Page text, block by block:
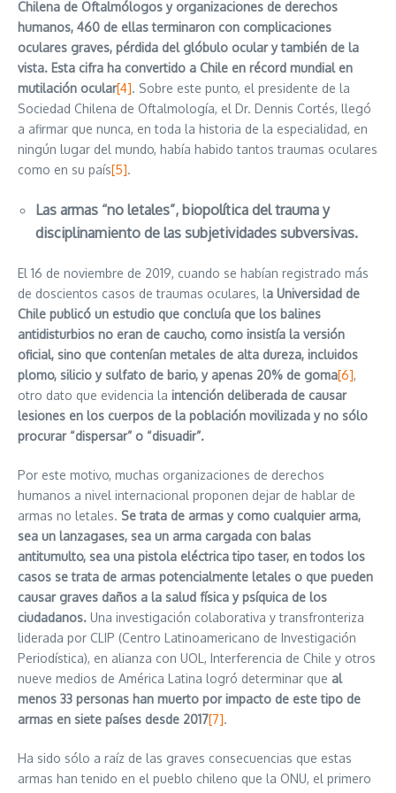
Chilena de Oftalmólogos y organizaciones de derechos
humanos, 460 de ellas terminaron con complicaciones
oculares graves, pérdida del glóbulo ocular y también de la
vista. Esta cifra ha convertido a Chile en récord mundial en
mutilación ocular[4]. Sobre este punto, el presidente de la
Sociedad Chilena de Oftalmología, el Dr. Dennis Cortés, llegó
a afirmar que nunca, en toda la historia de la especialidad, en
ningún lugar del mundo, había habido tantos traumas oculares
como en su país[5].
Las armas “no letales”, biopolítica del trauma y
disciplinamiento de las subjetividades subversivas.
El 16 de noviembre de 2019, cuando se habían registrado más
de doscientos casos de traumas oculares, la Universidad de
Chile publicó un estudio que concluía que los balines
antidisturbios no eran de caucho, como insistía la versión
oficial, sino que contenían metales de alta dureza, incluidos
plomo, silicio y sulfato de bario, y apenas 20% de goma[6],
otro dato que evidencia la intención deliberada de causar
lesiones en los cuerpos de la población movilizada y no sólo
procurar “dispersar” o “disuadir”.
Por este motivo, muchas organizaciones de derechos
humanos a nivel internacional proponen dejar de hablar de
armas no letales. Se trata de armas y como cualquier arma,
sea un lanzagases, sea un arma cargada con balas
antitumulto, sea una pistola eléctrica tipo taser, en todos los
casos se trata de armas potencialmente letales o que pueden
causar graves daños a la salud física y psíquica de los
ciudadanos. Una investigación colaborativa y transfronteriza
liderada por CLIP (Centro Latinoamericano de Investigación
Periodística), en alianza con UOL, Interferencia de Chile y otros
nueve medios de América Latina logró determinar que al
menos 33 personas han muerto por impacto de este tipo de
armas en siete países desde 2017[7].
Ha sido sólo a raíz de las graves consecuencias que estas
armas han tenido en el pueblo chileno que la ONU, el primero